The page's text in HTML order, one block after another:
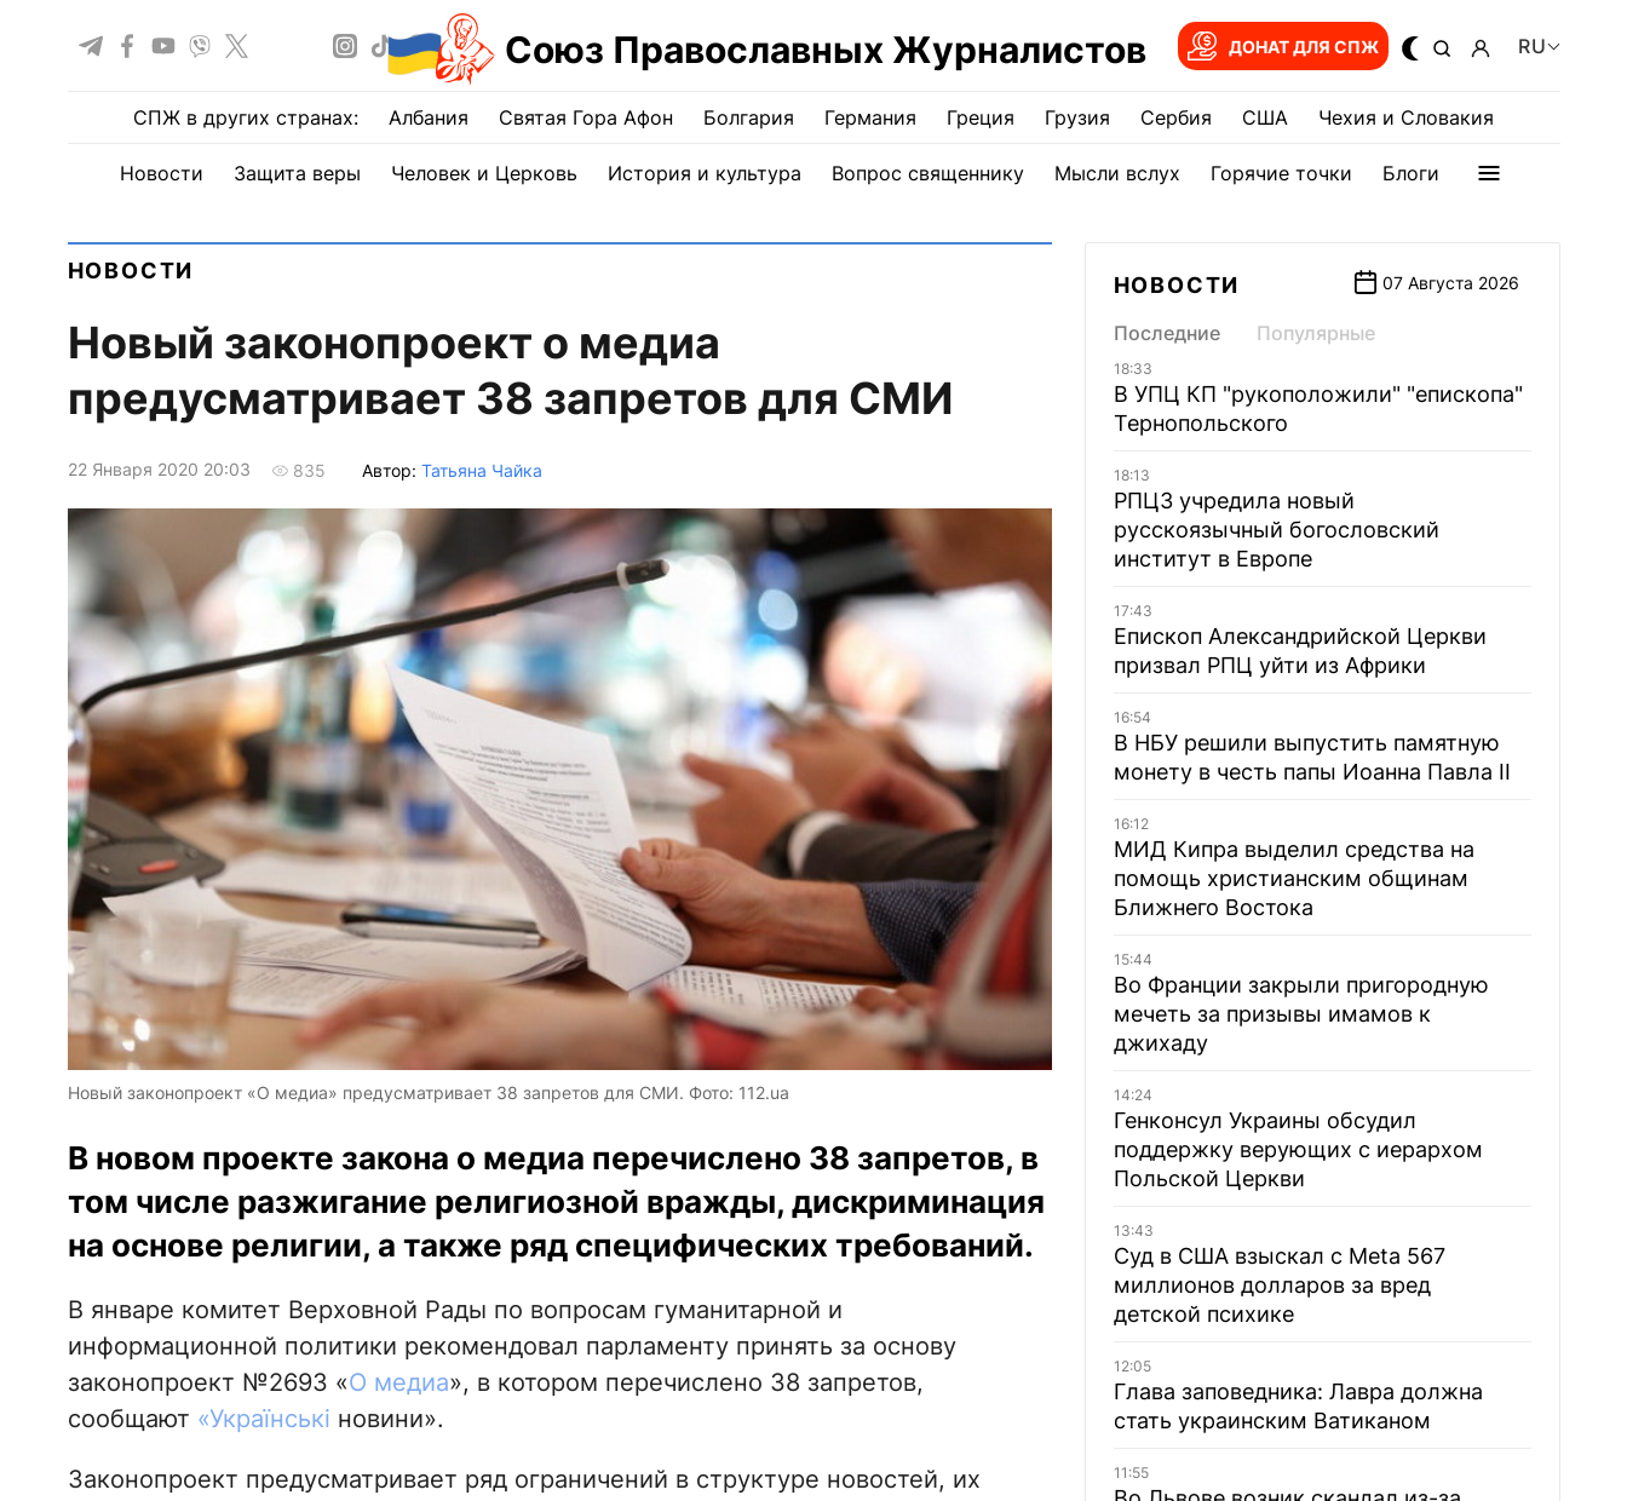
Союз Православных Журналистов ДОНАТ ДЛЯ СПЖ RU
СПЖ в других странах: Албания Святая Гора Афон Болгария Германия Греция Грузия Сербия США Чехия и Словакия
Новости Защита веры Человек и Церковь История и культура Вопрос священнику Мысли вслух Горячие точки Блоги
НОВОСТИ
Новый законопроект о медиа
предусматривает 38 запретов для СМИ
22 Января 2020 20:03 835 Автор: Татьяна Чайка
Новый законопроект «О медиа» предусматривает 38 запретов для СМИ. Фото: 112.ua
В новом проекте закона о медиа перечислено 38 запретов, в
том числе разжигание религиозной вражды, дискриминация
на основе религии, а также ряд специфических требований.
В январе комитет Верховной Рады по вопросам гуманитарной и
информационной политики рекомендовал парламенту принять за основу
законопроект №2693 «О медиа», в котором перечислено 38 запретов,
сообщают «Українські новини».
Законопроект предусматривает ряд ограничений в структуре новостей, их
НОВОСТИ 07 Августа 2026
Последние Популярные
18:33
В УПЦ КП "рукоположили" "епископа"
Тернопольского
18:13
РПЦЗ учредила новый
русскоязычный богословский
институт в Европе
17:43
Епископ Александрийской Церкви
призвал РПЦ уйти из Африки
16:54
В НБУ решили выпустить памятную
монету в честь папы Иоанна Павла II
16:12
МИД Кипра выделил средства на
помощь христианским общинам
Ближнего Востока
15:44
Во Франции закрыли пригородную
мечеть за призывы имамов к
джихаду
14:24
Генконсул Украины обсудил
поддержку верующих с иерархом
Польской Церкви
13:43
Суд в США взыскал с Meta 567
миллионов долларов за вред
детской психике
12:05
Глава заповедника: Лавра должна
стать украинским Ватиканом
11:55